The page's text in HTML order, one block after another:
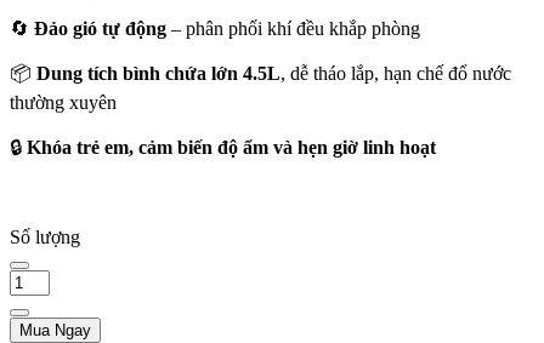
🔄 Đảo gió tự động – phân phối khí đều khắp phòng
📦 Dung tích bình chứa lớn 4.5L, dễ tháo lắp, hạn chế đổ nước
thường xuyên
🔒 Khóa trẻ em, cảm biến độ ẩm và hẹn giờ linh hoạt
Số lượng
Mua Ngay